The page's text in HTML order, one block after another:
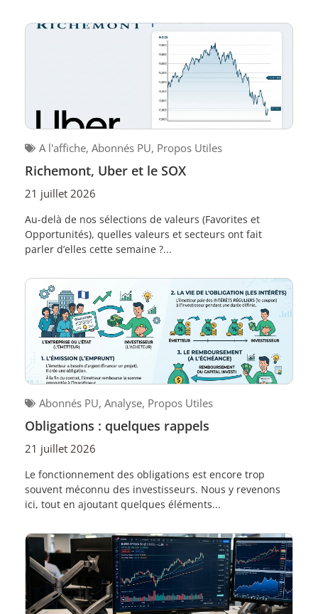
A l'affiche, Abonnés PU, Propos Utiles
Richemont, Uber et le SOX
21 juillet 2026
Au-delà de nos sélections de valeurs (Favorites et
Opportunités), quelles valeurs et secteurs ont fait
parler d’elles cette semaine ?...
Abonnés PU, Analyse, Propos Utiles
Obligations : quelques rappels
21 juillet 2026
Le fonctionnement des obligations est encore trop
souvent méconnu des investisseurs. Nous y revenons
ici, tout en ajoutant quelques éléments...